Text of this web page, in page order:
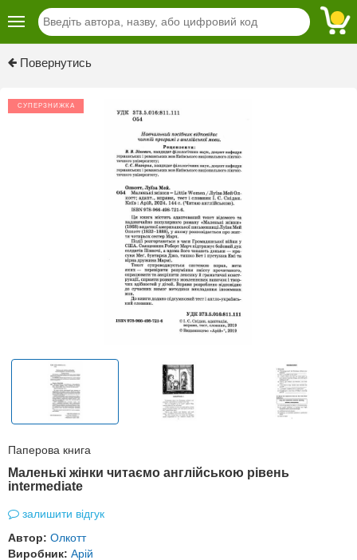
Повернутись
СУПЕРЗНИЖКА
Паперова книга
Маленькі жінки читаємо англійською рівень
intermediate
залишити відгук
Автор: Олкотт
Виробник: Арій